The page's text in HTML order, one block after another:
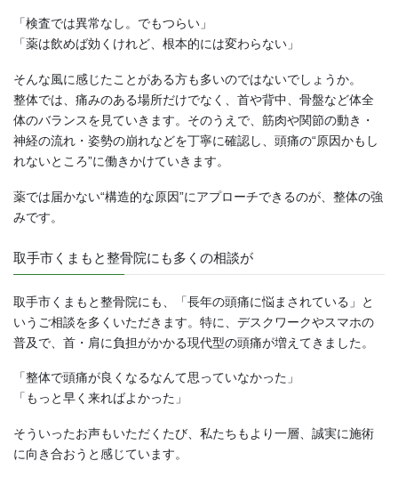
「検査では異常なし。でもつらい」
「薬は飲めば効くけれど、根本的には変わらない」
そんな風に感じたことがある方も多いのではないでしょうか。
整体では、痛みのある場所だけでなく、首や背中、骨盤など体全
体のバランスを見ていきます。そのうえで、筋肉や関節の動き・
神経の流れ・姿勢の崩れなどを丁寧に確認し、頭痛の“原因かもし
れないところ”に働きかけていきます。
薬では届かない“構造的な原因”にアプローチできるのが、整体の強
みです。
取手市くまもと整骨院にも多くの相談が
取手市くまもと整骨院にも、「長年の頭痛に悩まされている」と
いうご相談を多くいただきます。特に、デスクワークやスマホの
普及で、首・肩に負担がかかる現代型の頭痛が増えてきました。
「整体で頭痛が良くなるなんて思っていなかった」
「もっと早く来ればよかった」
そういったお声もいただくたび、私たちもより一層、誠実に施術
に向き合おうと感じています。